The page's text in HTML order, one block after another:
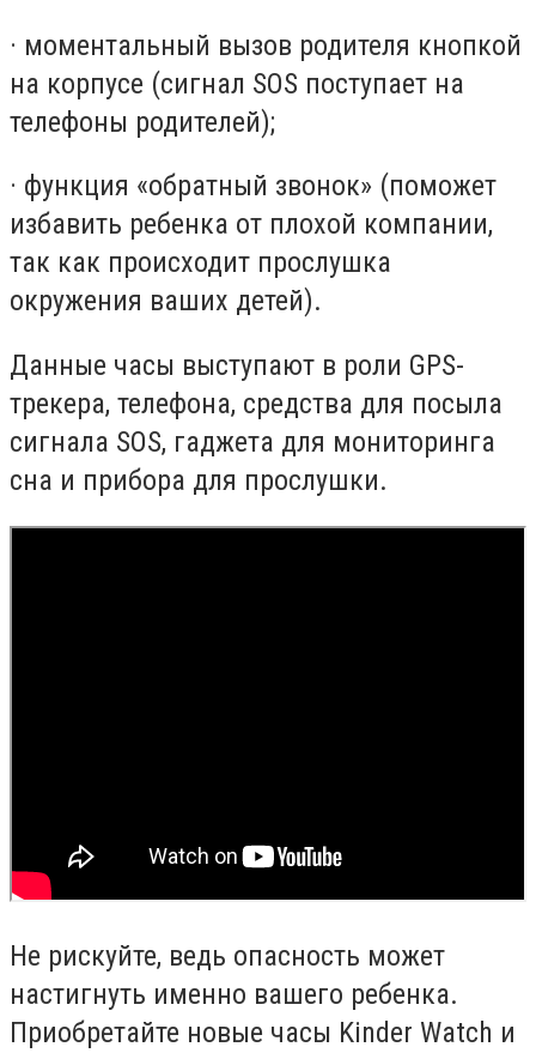
· моментальный вызов родителя кнопкой
на корпусе (сигнал SOS поступает на
телефоны родителей);
· функция «обратный звонок» (поможет
избавить ребенка от плохой компании,
так как происходит прослушка
окружения ваших детей).
Данные часы выступают в роли GPS-
трекера, телефона, средства для посыла
сигнала SOS, гаджета для мониторинга
сна и прибора для прослушки.
Не рискуйте, ведь опасность может
настигнуть именно вашего ребенка.
Приобретайте новые часы Kinder Watch и